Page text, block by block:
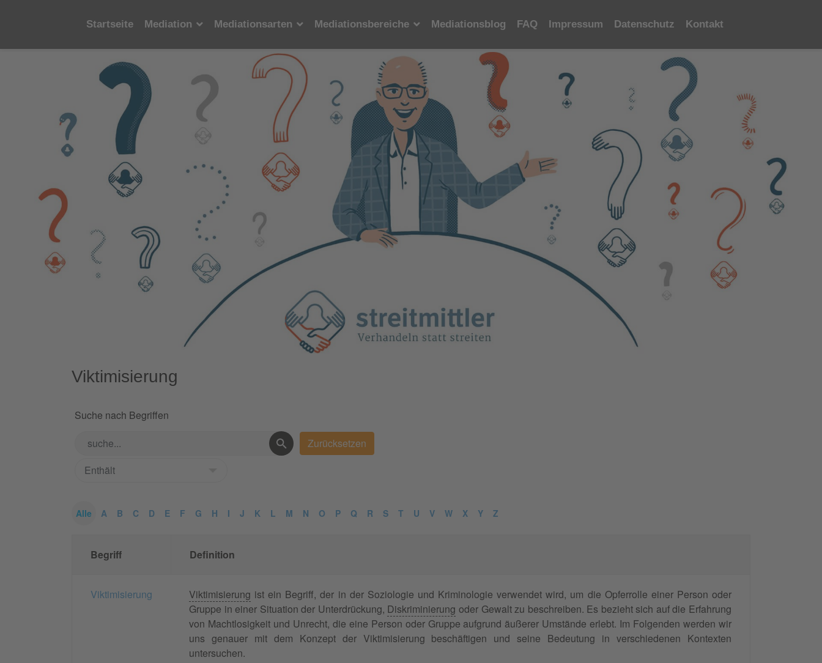
Startseite Mediation Mediationsarten Mediationsbereiche Mediationsblog FAQ Impressum Datenschutz Kontakt
Viktimisierung
Suche nach Begriffen
Alle A B C D E F G H I J K L M N O P Q R S T U V W X Y Z
Begriff Definition
Viktimisierung Viktimisierung ist ein Begriff, der in der Soziologie und Kriminologie verwendet wird, um die Opferrolle einer Person oder
Gruppe in einer Situation der Unterdrückung, Diskriminierung oder Gewalt zu beschreiben. Es bezieht sich auf die Erfahrung
von Machtlosigkeit und Unrecht, die eine Person oder Gruppe aufgrund äußerer Umstände erlebt. Im Folgenden werden wir
uns genauer mit dem Konzept der Viktimisierung beschäftigen und seine Bedeutung in verschiedenen Kontexten
untersuchen.